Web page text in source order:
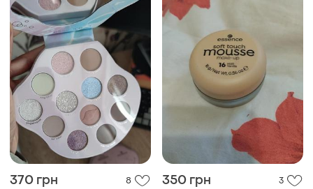
370 грн 8 350 грн 3